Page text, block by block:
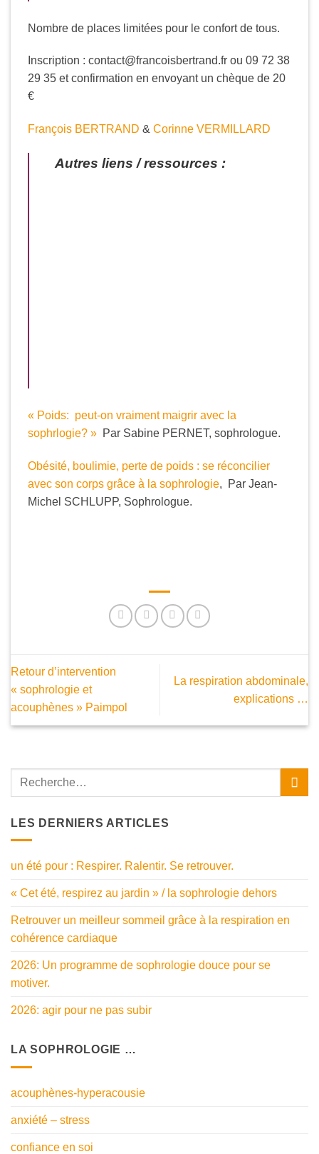
Nombre de places limitées pour le confort de tous.
Inscription : contact@francoisbertrand.fr ou 09 72 38
29 35 et confirmation en envoyant un chèque de 20
€
François BERTRAND & Corinne VERMILLARD
Autres liens / ressources :
« Poids: peut-on vraiment maigrir avec la
sophrlogie? » Par Sabine PERNET, sophrologue.
Obésité, boulimie, perte de poids : se réconcilier
avec son corps grâce à la sophrologie, Par Jean-
Michel SCHLUPP, Sophrologue.
Retour d’intervention
« sophrologie et
acouphènes » Paimpol
La respiration abdominale,
explications …
LES DERNIERS ARTICLES
un été pour : Respirer. Ralentir. Se retrouver.
« Cet été, respirez au jardin » / la sophrologie dehors
Retrouver un meilleur sommeil grâce à la respiration en
cohérence cardiaque
2026: Un programme de sophrologie douce pour se
motiver.
2026: agir pour ne pas subir
LA SOPHROLOGIE …
acouphènes-hyperacousie
anxiété – stress
confiance en soi